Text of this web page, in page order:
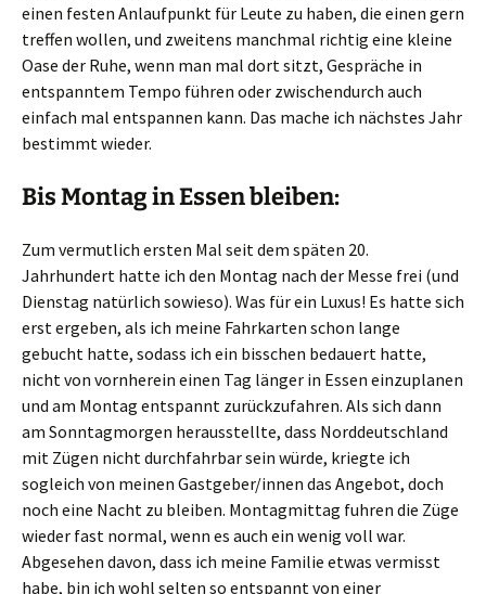
einen festen Anlaufpunkt für Leute zu haben, die einen gern
treffen wollen, und zweitens manchmal richtig eine kleine
Oase der Ruhe, wenn man mal dort sitzt, Gespräche in
entspanntem Tempo führen oder zwischendurch auch
einfach mal entspannen kann. Das mache ich nächstes Jahr
bestimmt wieder.
Bis Montag in Essen bleiben:
Zum vermutlich ersten Mal seit dem späten 20.
Jahrhundert hatte ich den Montag nach der Messe frei (und
Dienstag natürlich sowieso). Was für ein Luxus! Es hatte sich
erst ergeben, als ich meine Fahrkarten schon lange
gebucht hatte, sodass ich ein bisschen bedauert hatte,
nicht von vornherein einen Tag länger in Essen einzuplanen
und am Montag entspannt zurückzufahren. Als sich dann
am Sonntagmorgen herausstellte, dass Norddeutschland
mit Zügen nicht durchfahrbar sein würde, kriegte ich
sogleich von meinen Gastgeber/innen das Angebot, doch
noch eine Nacht zu bleiben. Montagmittag fuhren die Züge
wieder fast normal, wenn es auch ein wenig voll war.
Abgesehen davon, dass ich meine Familie etwas vermisst
habe, bin ich wohl selten so entspannt von einer